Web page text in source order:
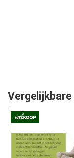
Vergelijkbare